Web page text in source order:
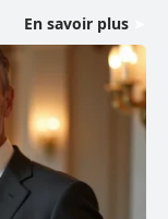
En savoir plus